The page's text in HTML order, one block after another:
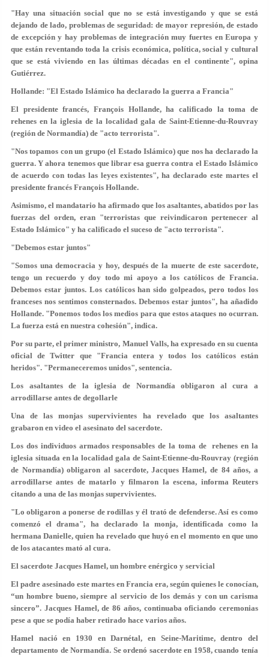
"Hay una situación social que no se está investigando y que se está
dejando de lado, problemas de seguridad: de mayor represión, de estado
de excepción y hay problemas de integración muy fuertes en Europa y
que están reventando toda la crisis económica, política, social y cultural
que se está viviendo en las últimas décadas en el continente", opina
Gutiérrez.
Hollande: "El Estado Islámico ha declarado la guerra a Francia"
El presidente francés, François Hollande, ha calificado la toma de
rehenes en la iglesia de la localidad gala de Saint-Etienne-du-Rouvray
(región de Normandía) de "acto terrorista".
"Nos topamos con un grupo (el Estado Islámico) que nos ha declarado la
guerra. Y ahora tenemos que librar esa guerra contra el Estado Islámico
de acuerdo con todas las leyes existentes", ha declarado este martes el
presidente francés François Hollande.
Asimismo, el mandatario ha afirmado que los asaltantes, abatidos por las
fuerzas del orden, eran "terroristas que reivindicaron pertenecer al
Estado Islámico" y ha calificado el suceso de "acto terrorista".
"Debemos estar juntos"
"Somos una democracia y hoy, después de la muerte de este sacerdote,
tengo un recuerdo y doy todo mi apoyo a los católicos de Francia.
Debemos estar juntos. Los católicos han sido golpeados, pero todos los
franceses nos sentimos consternados. Debemos estar juntos", ha añadido
Hollande. "Ponemos todos los medios para que estos ataques no ocurran.
La fuerza está en nuestra cohesión", indica.
Por su parte, el primer ministro, Manuel Valls, ha expresado en su cuenta
oficial de Twitter que "Francia entera y todos los católicos están
heridos". "Permaneceremos unidos", sentencia.
Los asaltantes de la iglesia de Normandía obligaron al cura a
arrodillarse antes de degollarle
Una de las monjas supervivientes ha revelado que los asaltantes
grabaron en video el asesinato del sacerdote.
Los dos individuos armados responsables de la toma de rehenes en la
iglesia situada en la localidad gala de Saint-Etienne-du-Rouvray (región
de Normandía) obligaron al sacerdote, Jacques Hamel, de 84 años, a
arrodillarse antes de matarlo y filmaron la escena, informa Reuters
citando a una de las monjas supervivientes.
"Lo obligaron a ponerse de rodillas y él trató de defenderse. Así es como
comenzó el drama", ha declarado la monja, identificada como la
hermana Danielle, quien ha revelado que huyó en el momento en que uno
de los atacantes mató al cura.
El sacerdote Jacques Hamel, un hombre enérgico y servicial
El padre asesinado este martes en Francia era, según quienes le conocían,
“un hombre bueno, siempre al servicio de los demás y con un carisma
sincero”. Jacques Hamel, de 86 años, continuaba oficiando ceremonias
pese a que se podía haber retirado hace varios años.
Hamel nació en 1930 en Darnétal, en Seine-Maritime, dentro del
departamento de Normandía. Se ordenó sacerdote en 1958, cuando tenía